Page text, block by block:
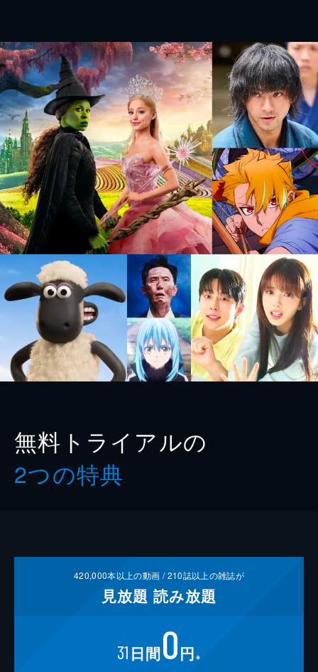
無料トライアルの
2つの特典
420,000本以上の動画 /210誌以上の雑誌が
見放題 読み放題
31 日間0円 ※